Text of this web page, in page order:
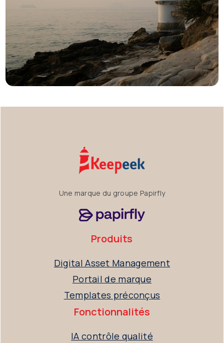
Une marque du groupe Papirfly
Produits
Digital Asset Management
Portail de marque
Templates préconçus
Fonctionnalités
IA contrôle qualité